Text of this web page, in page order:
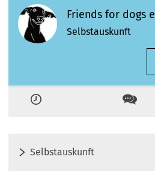
Friends for dogs
Selbstauskunft
Zeiten Kontakt
Selbstauskunft